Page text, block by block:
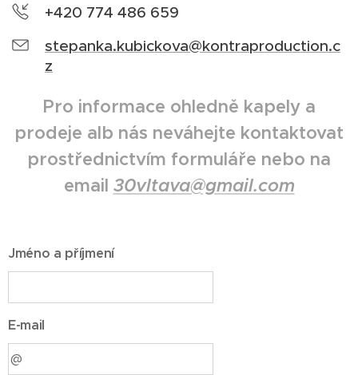
+420 774 486 659
stepanka.kubickova@kontraproduction.c
z
Pro informace ohledně kapely a
prodeje alb nás neváhejte kontaktovat
prostřednictvím formuláře nebo na
email 30vltava@gmail.com
Jméno a příjmení
E-mail